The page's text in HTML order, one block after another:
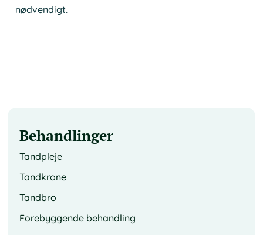
nødvendigt.
Behandlinger
Tandpleje
Tandkrone
Tandbro
Forebyggende behandling